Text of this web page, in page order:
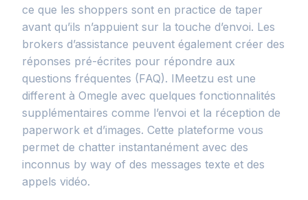
ce que les shoppers sont en practice de taper
avant qu’ils n’appuient sur la touche d’envoi. Les
brokers d’assistance peuvent également créer des
réponses pré-écrites pour répondre aux
questions fréquentes (FAQ). IMeetzu est une
different à Omegle avec quelques fonctionnalités
supplémentaires comme l’envoi et la réception de
paperwork et d’images. Cette plateforme vous
permet de chatter instantanément avec des
inconnus by way of des messages texte et des
appels vidéo.